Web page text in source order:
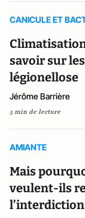
CANICULE ET
savoir sur
légionellose
Jérôme Barrière
5 min de lecture
AMIANTE
Mais
veulent-ils
l’interdiction